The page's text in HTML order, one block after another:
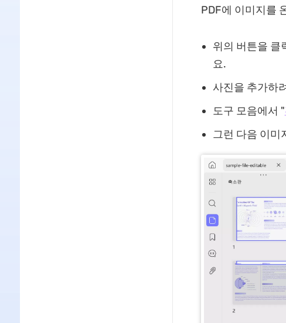
PDF에 이미지를
위의 버튼을 클
요.
사진을 추가하
도구 모음에서 "
그런 다음 이미